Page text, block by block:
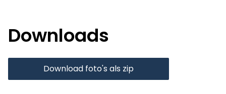
Downloads
Download foto's als zip